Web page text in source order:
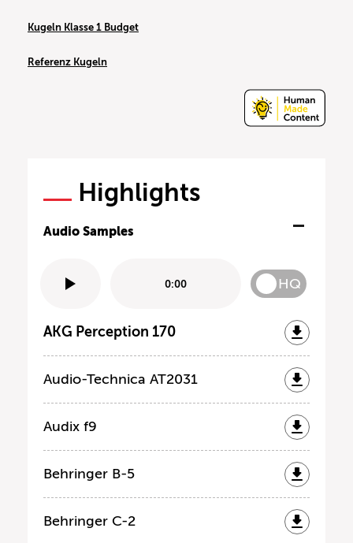
Kugeln Klasse 1 Budget
Referenz Kugeln
Highlights
Audio Samples
0:00 HQ
AKG Perception 170
Audio-Technica AT2031
Audix f9
Behringer B-5
Behringer C-2